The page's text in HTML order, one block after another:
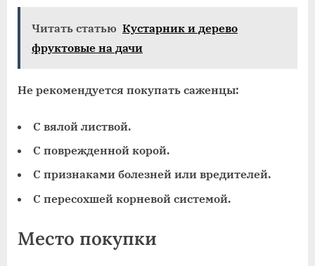
Читать статью Кустарник и дерево
фруктовые на дачи
Не рекомендуется покупать саженцы:
С вялой листвой.
С поврежденной корой.
С признаками болезней или вредителей.
С пересохшей корневой системой.
Место покупки